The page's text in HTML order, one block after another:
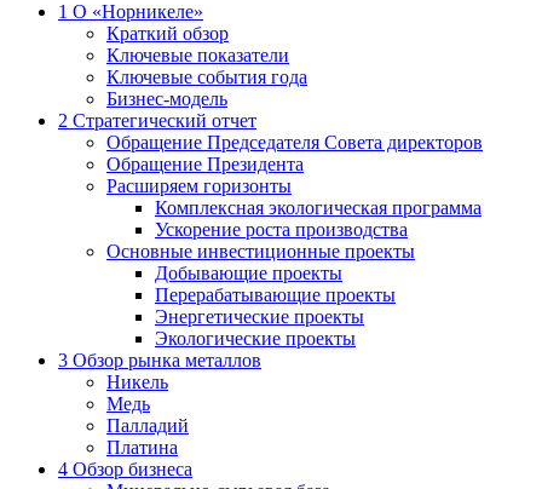
1 О «Норникеле»
Краткий обзор
Ключевые показатели
Ключевые события года
Бизнес-модель
2 Стратегический отчет
Обращение Председателя Совета директоров
Обращение Президента
Расширяем горизонты
Комплексная экологическая программа
Ускорение роста производства
Основные инвестиционные проекты
Добывающие проекты
Перерабатывающие проекты
Энергетические проекты
Экологические проекты
3 Обзор рынка металлов
Никель
Медь
Палладий
Платина
4 Обзор бизнеса